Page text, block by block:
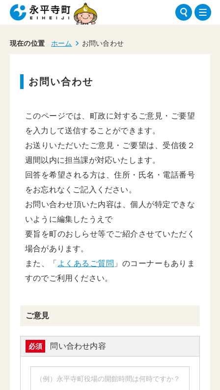
現在の位置 ホーム お問い合わせ
お問い合わせ
このページでは、町政に対するご意見・ご要望
を入力して送信することができます。
お送りいただいたご意見・ご要望は、受信後２
週間以内に担当課が対応いたします。
回答を希望される方は、住所・氏名・電話番号
をお忘れなくご記入ください。
お問い合わせ頂いた内容は、個人が特定できな
いように編集したうえで
要旨を町のおしらせ等でご紹介させていただく
場合があります。
また、「 よくあるご質問 」のコーナーもありま
すのでご利用ください。
ご意見
必須 問い合わせ内容